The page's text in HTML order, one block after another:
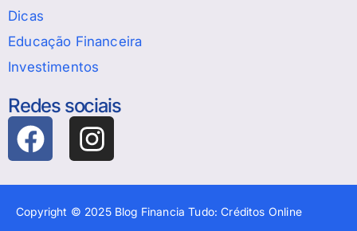
Dicas
Educação Financeira
Investimentos
Redes sociais
Copyright © 2025 Blog Financia Tudo: Créditos Online